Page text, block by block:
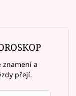
znamení a
přejí.